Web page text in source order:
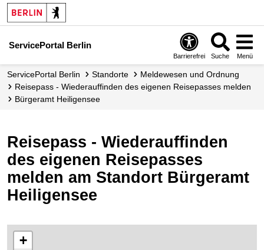
ServicePortal Berlin
Barrierefrei Suche Menü
ServicePortal Berlin Standorte
Meldewesen und Ordnung
Reisepass - Wiederauffinden des eigenen Reisepasses melden
Bürgeramt Heiligensee
Reisepass - Wiederauffinden
des eigenen Reisepasses
melden am Standort Bürgeramt
Heiligensee
+